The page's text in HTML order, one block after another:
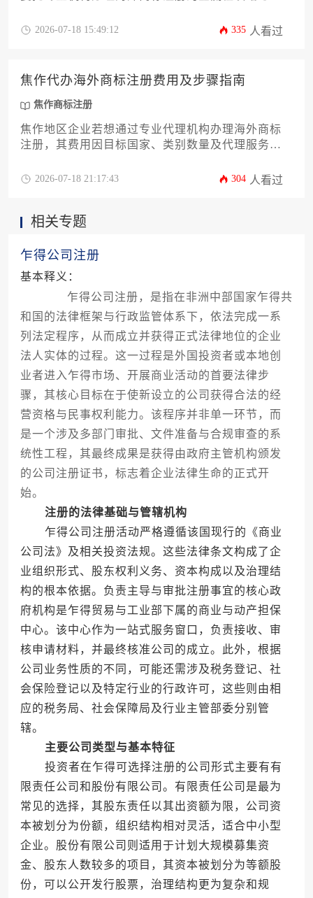
国际注册体系选择、各国具体实践及后期维护，旨
2026-07-18 15:49:12 335 人看过
焦作代办海外商标注册费用及步骤指南
焦作商标注册
焦作地区企业若想通过专业代理机构办理海外商标
注册，其费用因目标国家、类别数量及代理服务差
步骤包括前期查询分析、申请材料准备、递交官方
与风险。
2026-07-18 21:17:43 304 人看过
相关专题
乍得公司注册
基本释义：
乍得公司注册，是指在非洲中部国家乍得共
和国的法律框架与行政监管体系下，依法完成一系
列法定程序，从而成立并获得正式法律地位的企业
法人实体的过程。这一过程是外国投资者或本地创
业者进入乍得市场、开展商业活动的首要法律步
骤，其核心目标在于使新设立的公司获得合法的经
营资格与民事权利能力。该程序并非单一环节，而
是一个涉及多部门审批、文件准备与合规审查的系
统性工程，其最终成果是获得由政府主管机构颁发
的公司注册证书，标志着企业法律生命的正式开
始。
注册的法律基础与管辖机构
乍得公司注册活动严格遵循该国现行的《商业
公司法》及相关投资法规。这些法律条文构成了企
业组织形式、股东权利义务、资本构成以及治理结
构的根本依据。负责主导与审批注册事宜的核心政
府机构是乍得贸易与工业部下属的商业与动产担保
中心。该中心作为一站式服务窗口，负责接收、审
核申请材料，并最终核准公司的成立。此外，根据
公司业务性质的不同，可能还需涉及税务登记、社
会保险登记以及特定行业的行政许可，这些则由相
应的税务局、社会保障局及行业主管部委分别管
辖。
主要公司类型与基本特征
投资者在乍得可选择注册的公司形式主要有有
限责任公司和股份有限公司。有限责任公司是最为
常见的选择，其股东责任以其出资额为限，公司资
本被划分为份额，组织结构相对灵活，适合中小型
企业。股份有限公司则适用于计划大规模募集资
金、股东人数较多的项目，其资本被划分为等额股
份，可以公开发行股票，治理结构更为复杂和规